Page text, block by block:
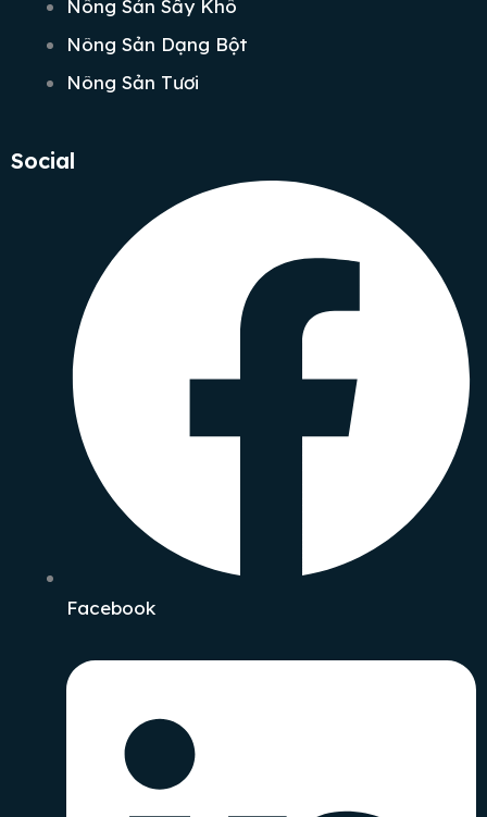
Nông Sản Sấy Khô
Nông Sản Dạng Bột
Nông Sản Tươi
Social
Facebook